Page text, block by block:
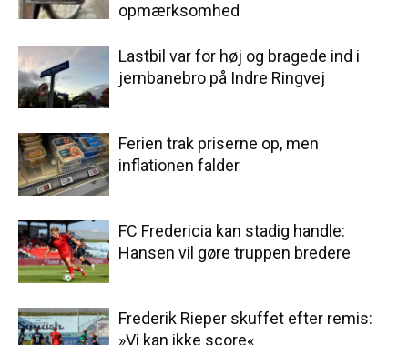
opmærksomhed
Lastbil var for høj og bragede ind i
jernbanebro på Indre Ringvej
Ferien trak priserne op, men
inflationen falder
FC Fredericia kan stadig handle:
Hansen vil gøre truppen bredere
Frederik Rieper skuffet efter remis:
»Vi kan ikke score«